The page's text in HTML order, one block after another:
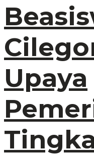
Upaya